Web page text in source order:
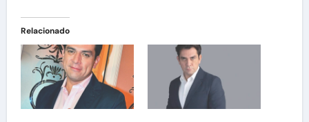
Relacionado